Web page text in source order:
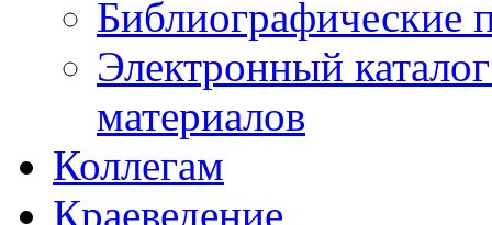
Библиографические
Электронный
материалов
Коллегам
Краеведение